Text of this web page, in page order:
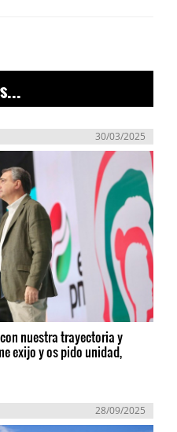
30/03/2025
nuestra trayectoria y
exijo y os pido unidad,
28/09/2025